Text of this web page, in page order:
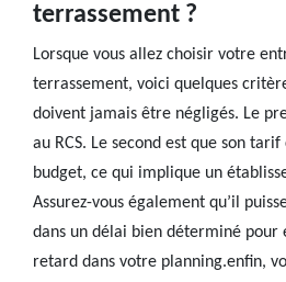
terrassement ?
Lorsque vous allez choisir votre
terrassement, voici quelques
doivent jamais être négligés. Le
au RCS. Le second est que son
budget, ce qui implique un
Assurez-vous également qu’il
dans un délai bien déterminé pour
retard dans votre planning.enfin,